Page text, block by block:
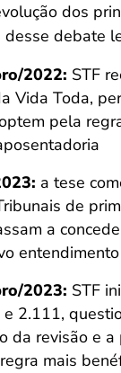
dos
desse debate
2022: STF
Vida Toda,
pela
a tese
de
a
entendimento
2023: STF
2.111,
da revisão e
mais